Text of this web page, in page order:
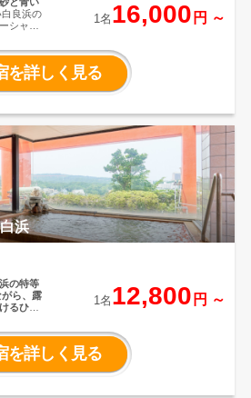
良浜の
シャン
四季
会席を
赤く染
る時間
1名 16,000 円 ～
を詳しく見る
浜
の特等
ら、露
るひと
です。
り、白
きま
を備
1名 12,800 円 ～
を詳しく見る